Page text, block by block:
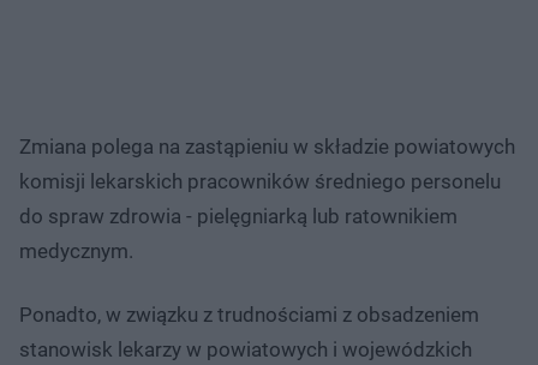
Zmiana polega na zastąpieniu w składzie powiatowych
komisji lekarskich pracowników średniego personelu
do spraw zdrowia - pielęgniarką lub ratownikiem
medycznym.
Ponadto, w związku z trudnościami z obsadzeniem
stanowisk lekarzy w powiatowych i wojewódzkich